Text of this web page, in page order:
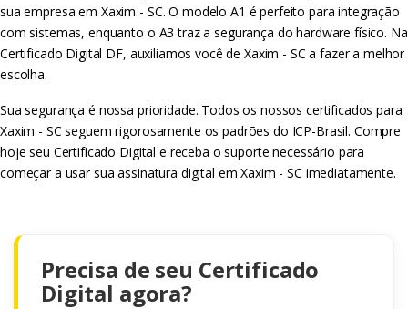
sua empresa em Xaxim - SC. O modelo A1 é perfeito para integração
com sistemas, enquanto o A3 traz a segurança do hardware físico. Na
Certificado Digital DF, auxiliamos você de Xaxim - SC a fazer a melhor
escolha.
Sua segurança é nossa prioridade. Todos os nossos certificados para
Xaxim - SC seguem rigorosamente os padrões do ICP-Brasil. Compre
hoje seu Certificado Digital e receba o suporte necessário para
começar a usar sua assinatura digital em Xaxim - SC imediatamente.
Precisa de seu Certificado
Digital agora?